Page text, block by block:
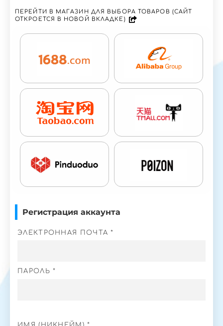
ПЕРЕЙТИ В МАГАЗИН ДЛЯ ВЫБОРА ТОВАРОВ (САЙТ
ОТКРОЕТСЯ В НОВОЙ ВКЛАДКЕ)
Регистрация аккаунта
ЭЛЕКТРОННАЯ ПОЧТА *
ПАРОЛЬ *